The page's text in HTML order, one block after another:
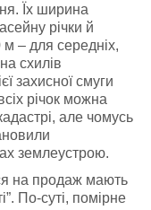
Їх ширина
річки й
– для середніх,
схилів
захисної смуги
річок можна
але чомусь
землеустрою.
на продаж мають
По-суті, помірне